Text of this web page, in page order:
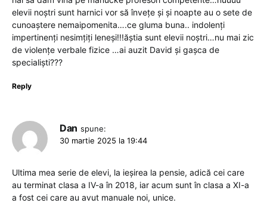
elevii noștri sunt harnici vor să învețe și și noapte au o sete de
cunoaștere nemaipomenita….ce gluma buna.. indolenți
impertinenți nesimțiți leneși!!!ăștia sunt elevii noștri…nu mai zic
de violențe verbale fizice …ai auzit David și gașca de
specialiști???
Reply
Dan spune:
30 martie 2025 la 19:44
Ultima mea serie de elevi, la ieșirea la pensie, adică cei care
au terminat clasa a IV-a în 2018, iar acum sunt în clasa a XI-a
a fost cei care au avut manuale noi, unice.